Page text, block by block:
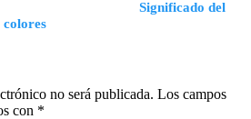
Significado del
colores
no será publicada. Los campos
con *